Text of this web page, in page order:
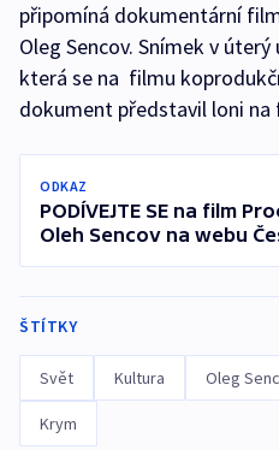
připomíná dokumentární
Oleg Sencov. Snímek v
která se na filmu
dokument představil loni na
ODKAZ
PODÍVEJTE SE na film
Oleh Sencov na webu
ŠTÍTKY
Svět Kultura Oleg
Krym